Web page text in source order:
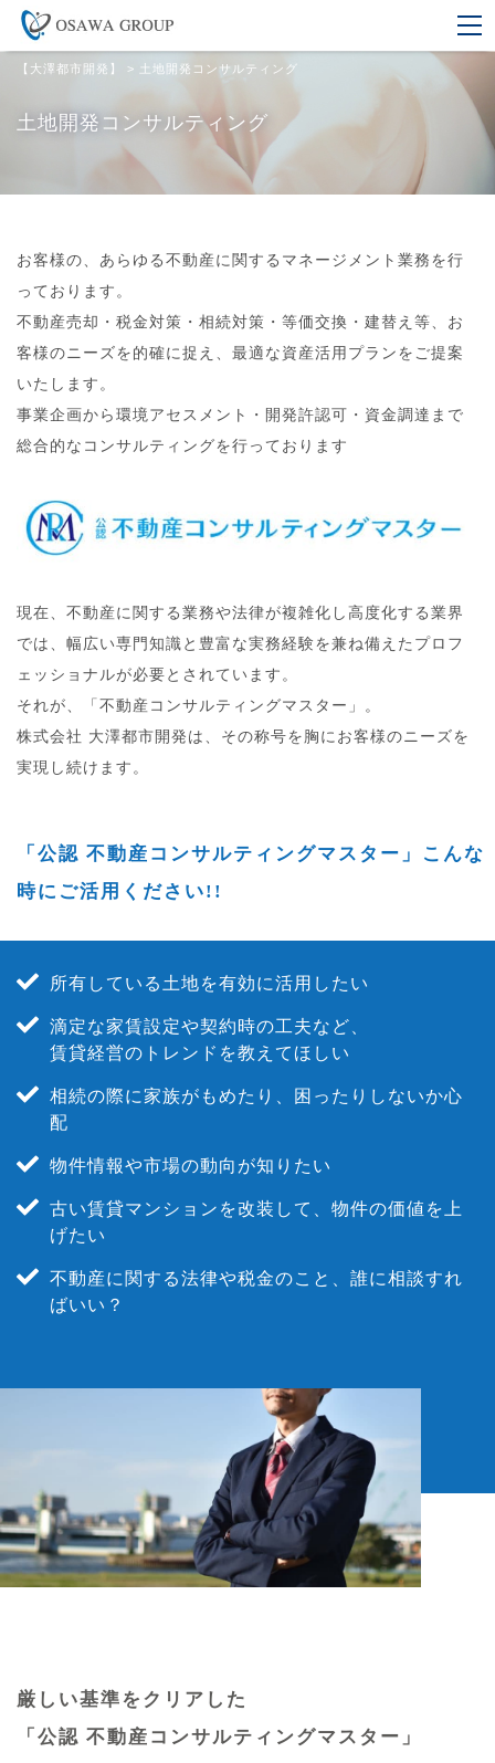
土地開発コンサルティング
【大澤都市開発】 > 土地開発コンサルティング
お客様の、あらゆる不動産に関するマネージメント業務を行
っております。
不動産売却・税金対策・相続対策・等価交換・建替え等、お
客様のニーズを的確に捉え、最適な資産活用プランをご提案
いたします。
事業企画から環境アセスメント・開発許認可・資金調達まで
総合的なコンサルティングを行っております
現在、不動産に関する業務や法律が複雑化し高度化する業界
では、幅広い専門知識と豊富な実務経験を兼ね備えたプロフ
ェッショナルが必要とされています。
それが、「不動産コンサルティングマスター」。
株式会社 大澤都市開発は、その称号を胸にお客様のニーズを
実現し続けます。
「公認 不動産コンサルティングマスター」こんな
時にご活用ください!!
所有している土地を有効に活用したい
滴定な家賃設定や契約時の工夫など、
賃貸経営のトレンドを教えてほしい
相続の際に家族がもめたり、困ったりしないか心
配
物件情報や市場の動向が知りたい
古い賃貸マンションを改装して、物件の価値を上
げたい
不動産に関する法律や税金のこと、誰に相談すれ
ばいい？
厳しい基準をクリアした
「公認 不動産コンサルティングマスター」